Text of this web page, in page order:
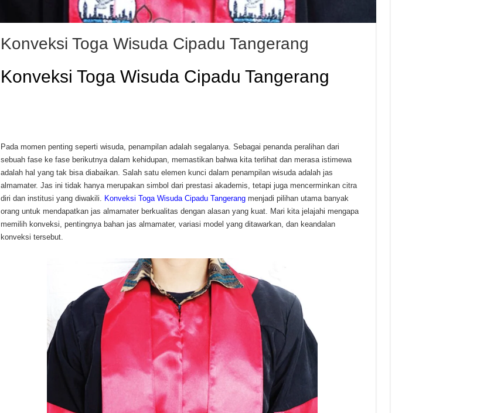
Konveksi Toga Wisuda Cipadu Tangerang
Konveksi Toga Wisuda Cipadu Tangerang
Pada momen penting seperti wisuda, penampilan adalah segalanya. Sebagai penanda peralihan dari
sebuah fase ke fase berikutnya dalam kehidupan, memastikan bahwa kita terlihat dan merasa istimewa
adalah hal yang tak bisa diabaikan. Salah satu elemen kunci dalam penampilan wisuda adalah jas
almamater. Jas ini tidak hanya merupakan simbol dari prestasi akademis, tetapi juga mencerminkan citra
diri dan institusi yang diwakili. Konveksi Toga Wisuda Cipadu Tangerangmenjadi pilihan utama banyak
orang untuk mendapatkan jas almamater berkualitas dengan alasan yang kuat. Mari kita jelajahi mengapa
memilih konveksi, pentingnya bahan jas almamater, variasi model yang ditawarkan, dan keandalan
konveksi tersebut.